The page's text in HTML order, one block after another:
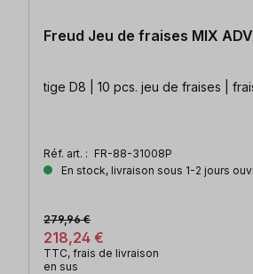
Freud Jeu de fraises MIX
tige D8 | 10 pcs. jeu de fraises |
Réf. art. : FR-88-31008P
En stock, livraison sous 1-2 jours
218,24 €
279,96 €
TTC, frais de livraison
en sus